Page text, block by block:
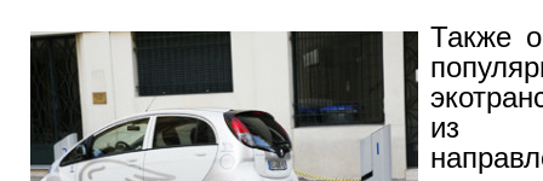
Также
из